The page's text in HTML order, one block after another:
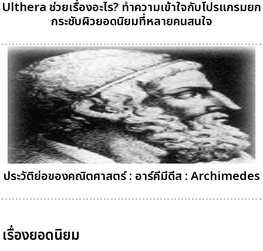
Ulthera ช่วยเรื่องอะไร? ทำความเข้าใจกับโปรแกรมยก
กระชับผิวยอดนิยมที่หลายคนสนใจ
ประวัติย่อของคณิตศาสตร์ : อาร์คีมีดีส : Archimedes
เรื่องยอดนิยม